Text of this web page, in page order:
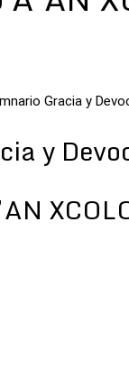
Gracia y
y